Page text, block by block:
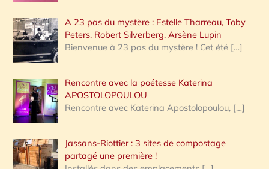
A 23 pas du mystère : Estelle Tharreau, Toby
Peters, Robert Silverberg, Arsène Lupin
Bienvenue à 23 pas du mystère ! Cet été […]
Rencontre avec la poétesse Katerina
APOSTOLOPOULOU
Rencontre avec Katerina Apostolopoulou, […]
Jassans-Riottier : 3 sites de compostage
partagé une première !